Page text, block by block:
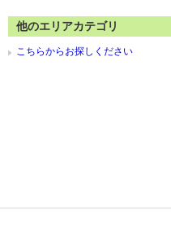
他のエリアカテゴリ
こちらからお探しください